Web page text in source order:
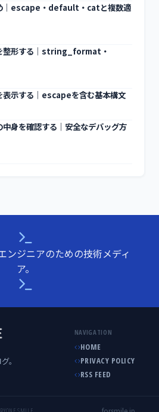
｜escape・default・catと複数適
整形する｜string_format・
示する｜escapeを含む基本構文
身を確認する｜安全なデバッグ方
ンジニアのための技術メディ
ア。
。
NAVIGATION
HOME
PRIVACY POLICY
RSS FEED